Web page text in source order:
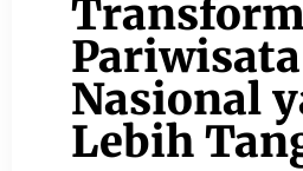
Pariwisata
Nasional
Lebih